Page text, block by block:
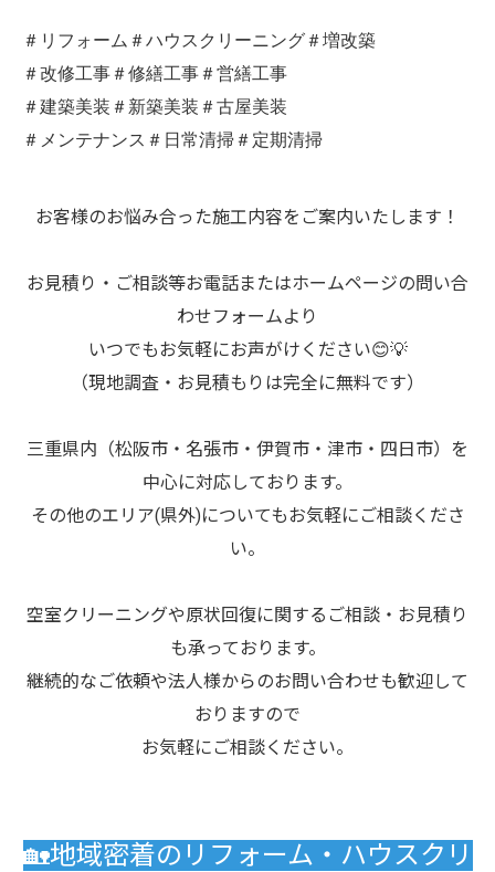
＃リフォーム＃ハウスクリーニング＃増改築
＃改修工事＃修繕工事＃営繕工事
＃建築美装＃新築美装＃古屋美装
＃メンテナンス＃日常清掃＃定期清掃
お客様のお悩み合った施工内容をご案内いたします！
お見積り・ご相談等お電話またはホームページの問い合
わせフォームより
いつでもお気軽にお声がけください😊💡
（現地調査・お見積もりは完全に無料です）
三重県内（松阪市・名張市・伊賀市・津市・四日市）を
中心に対応しております。
その他のエリア(県外)についてもお気軽にご相談くださ
い。
空室クリーニングや原状回復に関するご相談・お見積り
も承っております。
継続的なご依頼や法人様からのお問い合わせも歓迎して
おりますので
お気軽にご相談ください。
🏡地域密着のリフォーム・ハウスクリ